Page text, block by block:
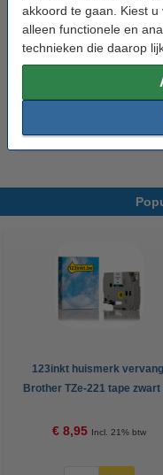
akkoord te gaan. Kiest
alleen functionele en
technieken die daarop
Winstpakker!
Aanbieding:
Brother TZe-
wit 6 mm
Wij adviseren u om deze
123inkt huismerk
Brother TZe-221 tape zwart
€ 8,95 Incl. 21% btw